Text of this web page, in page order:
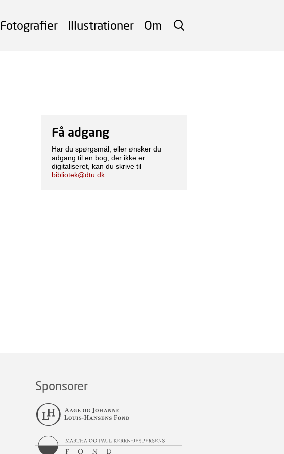
SØG
Fotografier Illustrationer Om
Få adgang
Har du spørgsmål, eller ønsker du
adgang til en bog, der ikke er
digitaliseret, kan du skrive til
bibliotek@dtu.dk
Sponsorer